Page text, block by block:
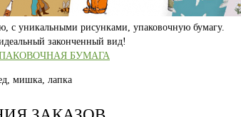
с уникальными рисунками, упаковочную бумагу.
законченный вид!
БУМАГА
мишка, лапка